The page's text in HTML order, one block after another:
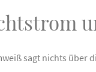
sagt nichts über